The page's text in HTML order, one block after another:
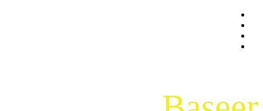
Skip
content